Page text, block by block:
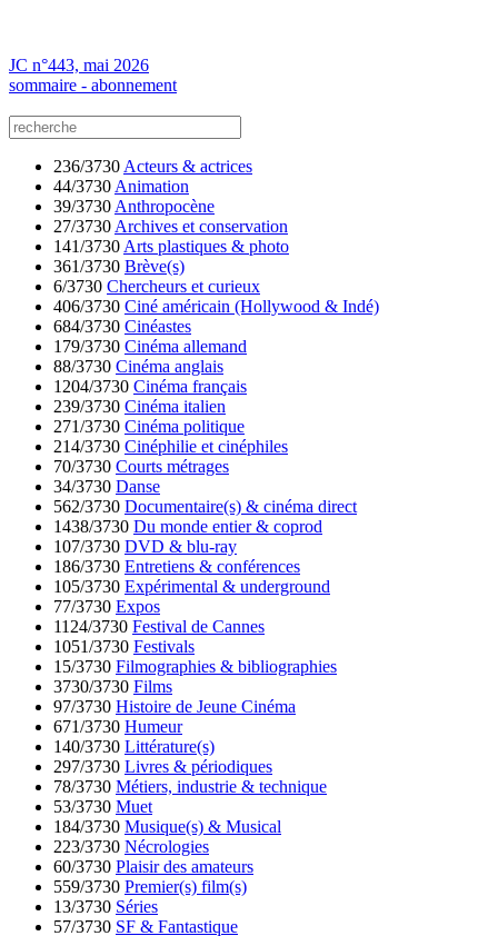
JC n°443, mai 2026
sommaire - abonnement
236/3730 Acteurs & actrices
44/3730 Animation
39/3730 Anthropocène
27/3730 Archives et conservation
141/3730 Arts plastiques & photo
361/3730 Brève(s)
6/3730 Chercheurs et curieux
406/3730 Ciné américain (Hollywood & Indé)
684/3730 Cinéastes
179/3730 Cinéma allemand
88/3730 Cinéma anglais
1204/3730 Cinéma français
239/3730 Cinéma italien
271/3730 Cinéma politique
214/3730 Cinéphilie et cinéphiles
70/3730 Courts métrages
34/3730 Danse
562/3730 Documentaire(s) & cinéma direct
1438/3730 Du monde entier & coprod
107/3730 DVD & blu-ray
186/3730 Entretiens & conférences
105/3730 Expérimental & underground
77/3730 Expos
1124/3730 Festival de Cannes
1051/3730 Festivals
15/3730 Filmographies & bibliographies
3730/3730 Films
97/3730 Histoire de Jeune Cinéma
671/3730 Humeur
140/3730 Littérature(s)
297/3730 Livres & périodiques
78/3730 Métiers, industrie & technique
53/3730 Muet
184/3730 Musique(s) & Musical
223/3730 Nécrologies
60/3730 Plaisir des amateurs
559/3730 Premier(s) film(s)
13/3730 Séries
57/3730 SF & Fantastique